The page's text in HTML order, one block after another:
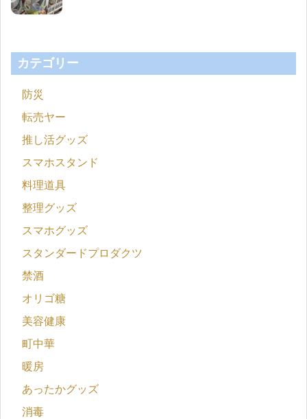
カテゴリー
防災
転売ヤー
推し活グッズ
スマホスタンド
料理道具
整理グッズ
スマホグッズ
スタンダードプロダクツ
禁酒
オリゴ糖
美容健康
町中華
暖房
あったかグッズ
消毒